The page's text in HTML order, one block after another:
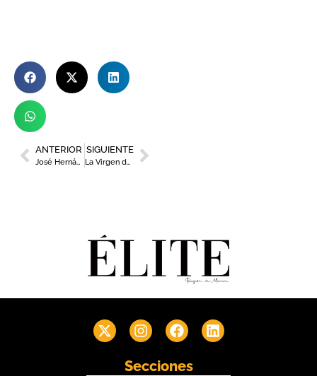
ANTERIOR
José Hernández (CEO de 2VM): “Nuestra metodología se centra en diseñar soluciones a medida de nuestro clientes”
SIGUIENTE
La Virgen de la Fuensanta bajará a Murcia el 4 de septiembre con motivo de la Feria 2025
Secciones